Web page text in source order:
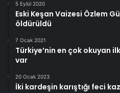
5 Eylül 2020
Eski Keşan Vaizesi Özlem
öldürüldü
7 Ocak 2021
Türkiye’nin en çok okuyan
var
20 Ocak 2023
İki kardeşin karıştığı feci